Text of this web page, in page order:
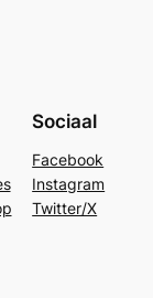
Sociaal
Facebook
Instagram
Twitter/X